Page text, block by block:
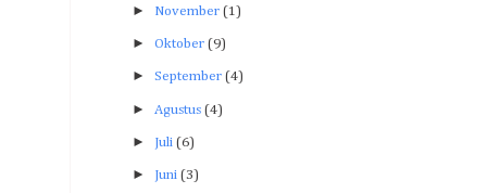
► November (1)
► Oktober (9)
► September (4)
► Agustus (4)
► Juli (6)
► Juni (3)